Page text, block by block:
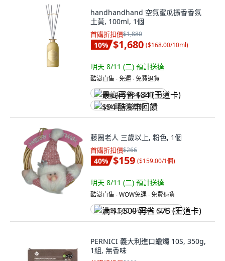
handhandhand 空氣蜜瓜擴香香氛
土黃, 100ml, 1個
首購折扣價$1,880
10% $1,680 ($168.00/10ml)
明天 8/11 (二) 預計送達
酷澎直售 ∙ 免運 ∙ 免費退貨
最高再省 $84 (王道卡)
$94 酷澎幣回饋
藤圈老人 三歲以上, 粉色, 1個
首購折扣價$266
40% $159 ($159.00/1個)
明天 8/11 (二) 預計送達
酷澎直售 ∙ WOW免運 ∙ 免費退貨
满 $1,500 再省 $75 (王道卡)
PERNICI 義大利進口蠟燭 10S, 350g,
1組, 無香味